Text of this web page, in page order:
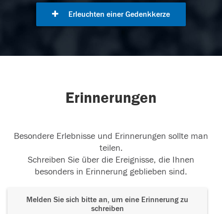
Erleuchten einer Gedenkkerze
Erinnerungen
Besondere Erlebnisse und Erinnerungen sollte man
teilen.
Schreiben Sie über die Ereignisse, die Ihnen
besonders in Erinnerung geblieben sind.
Melden Sie sich bitte an, um eine Erinnerung zu
schreiben